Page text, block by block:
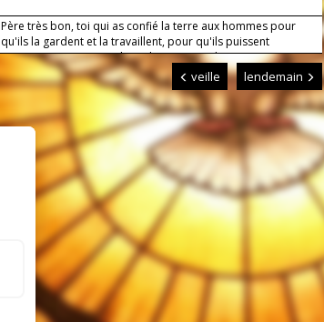
Père très bon, toi qui as confié la terre aux hommes pour
qu'ils la gardent et la travaillent, pour qu'ils puissent
progresser en s'entraidant, donne-nous de mener nos
travaux avec un esprit filial envers toi et un esprit fraternel
envers tous. Par Jésus, le Christ, notre Seigneur. Amen.
veille lendemain